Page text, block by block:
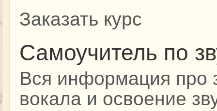
Заказать курс
Самоучитель по
Вся информация про
вокала и освоение